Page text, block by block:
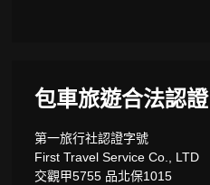
包車旅遊合法認證
第一旅行社認證字號
First Travel Service Co., LTD
交觀甲5755 品北保1015